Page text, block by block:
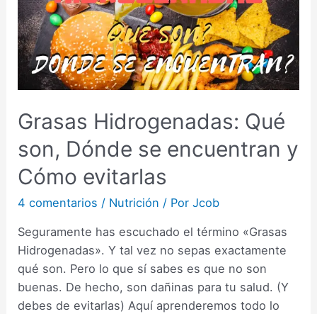
Grasas Hidrogenadas: Qué
son, Dónde se encuentran y
Cómo evitarlas
4 comentarios / Nutrición / PorJcob
Seguramente has escuchado el término «Grasas
Hidrogenadas». Y tal vez no sepas exactamente
qué son. Pero lo que sí sabes es que no son
buenas. De hecho, son dañinas para tu salud. (Y
debes de evitarlas) Aquí aprenderemos todo lo